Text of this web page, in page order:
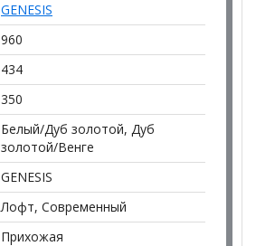
GENESIS
960
434
350
Белый/Дуб золотой, Дуб
золотой/Венге
GENESIS
Лофт, Современный
Прихожая